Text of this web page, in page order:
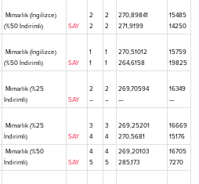
Mimarlık (İngilizce)
(%50 İndirimli)
SAY
2
2
2
2
270,89841
271,9199
15485
14250
Mimarlık (İngilizce)
(%50 İndirimli)
SAY
1
1
1
1
270,51012
264,6158
15759
19825
Mimarlık (%25
İndirimli)
SAY
2
–
2
–
269,70594
—
16349
—
Mimarlık (%25
İndirimli)
SAY
3
4
3
4
269,25201
270,5681
16669
15176
Mimarlık (%50
İndirimli)
SAY
4
5
4
5
269,20103
285,173
16705
7270